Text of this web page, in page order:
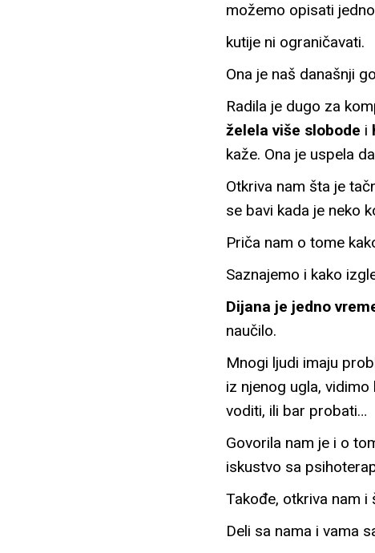
možemo opisati
kutije ni ograničavati.
Ona je naš današnji
Radila je dugo za
želela više slobode i
kaže. Ona je uspela
Otkriva nam šta je
se bavi kada je neko
Priča nam o tome
Saznajemo i kako
Dijana je jedno
naučilo.
Mnogi ljudi imaju
iz njenog ugla,
voditi, ili bar probati…
Govorila nam je i o
iskustvo sa
Takođe, otkriva nam i
Deli sa nama i vama